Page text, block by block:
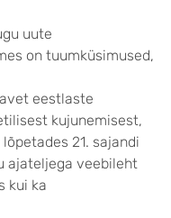
uute
on tuumküsimused,
eestlaste
kujunemisest,
21. sajandi
ajateljega veebileht
kui ka